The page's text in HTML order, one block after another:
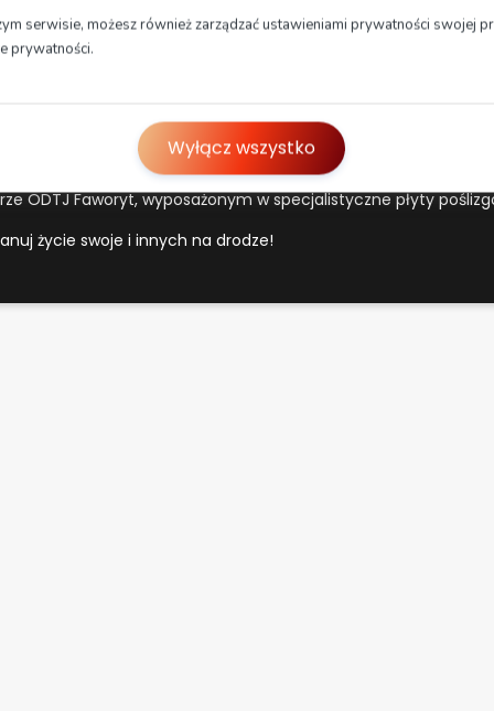
serwisie, możesz również zarządzać ustawieniami prywatności swojej
prywatności.
Wyłącz wszystko
którzy chcą podnieść swoje umiejętności i
szkolenia prowadzone są przez doświadczonych
ODTJ Faworyt, wyposażonym w specjalistyczne płyty
życie swoje i innych na drodze!